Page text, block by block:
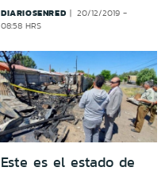
DIARIOSENRED
20/12/2019 -
08:58 HRS
Este es el estado de